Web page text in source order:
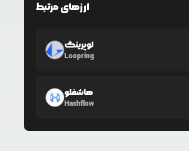
ارزهای مرتبط
لوپرینگ
Loopring
هاشفلو
Hashflow